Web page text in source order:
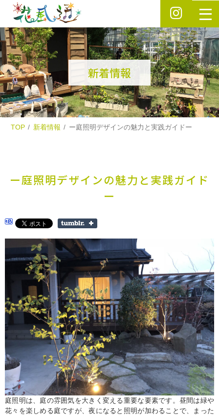
新着情報
TOP 新着情報 ー庭照明デザインの魅力と実践ガイドー
ー庭照明デザインの魅力と実践ガイド
ー
庭照明は、庭の雰囲気を大きく変える重要な要素です。昼間は緑や
花々を楽しめる庭ですが、夜になると照明が加わることで、まった